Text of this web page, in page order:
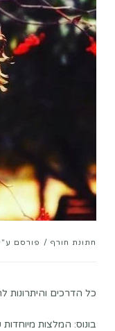
חתונת חורף פורסם ע"י
כל הדרכים והיתרונות
בונוס: המלצות